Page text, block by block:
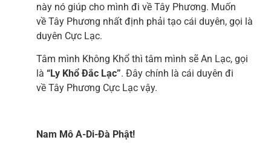
này nó giúp cho mình đi về Tây Phương. Muốn
về Tây Phương nhất định phải tạo cái duyên, gọi là
duyên Cực Lạc.
Tâm mình Không Khổ thì tâm mình sẽ An Lạc, gọi
là “Ly Khổ Đắc Lạc”. Đây chính là cái duyên đi
về Tây Phương Cực Lạc vậy.
Nam Mô A-Di-Đà Phật!